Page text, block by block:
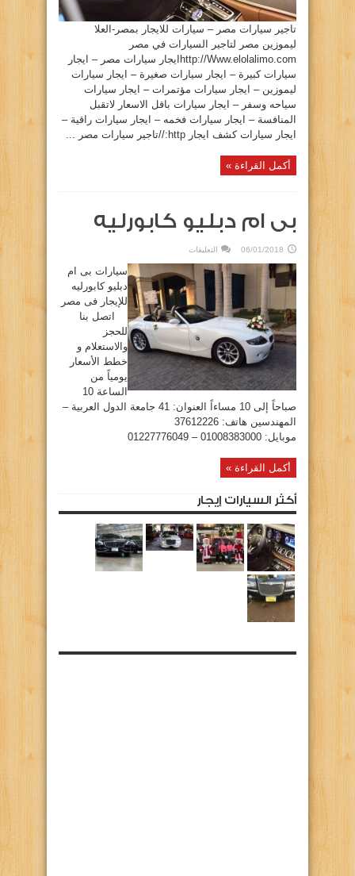
تاجير سيارات مصر – سيارات للايجار بمصر-العلا
ليموزين مصر لتاجير السيارات في مصر
http://Www.elolalimo.comايجار سيارات مصر – ايجار
سيارات كبيرة – ايجار سيارات صغيرة – ايجار سيارات
ليموزين – ايجار سيارات مؤتمرات – ايجار سيارات
سياحه وسفر – ايجار سيارات باقل الاسعار لاتقبل
المنافسة – ايجار سيارات فخمه – ايجار سيارات راقية –
ايجار سيارات كشف ايجار http://تاجير سيارات مصر ...
أكمل القراءة »
بى ام دبليو كابورليه
06/01/2018 التعليقات
ام
دبليو
كابورليه
مغلقة
سيارات بى ام
دبليو كابورليه
للإيجار فى مصر
اتصل بنا
للحجز
والاستعلام و
خطط الأسعار
يومياً من
الساعة 10
صباحاً إلى 10 مساءاً العنوان: 41 جامعة الدول العربية –
موبايل: 01008383000 – 01227776049
أكمل القراءة »
أكثر السيارات إيجار